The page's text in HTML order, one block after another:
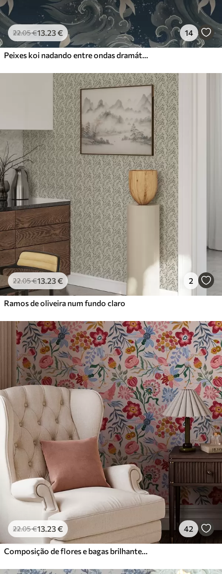
22.05€13.23€ 14
Peixes koi nadando entre ondas dramáticas do oceano
22.05€13.23€ 2
Ramos de oliveira num fundo claro
22.05€13.23€ 42
Composição de flores e bagas brilhantes com papagaios